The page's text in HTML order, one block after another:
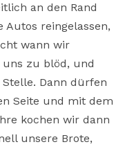
an den Rand
Autos reingelassen,
wann wir
zu blöd, und
Dann dürfen
Seite und mit dem
kochen wir dann
unsere Brote,